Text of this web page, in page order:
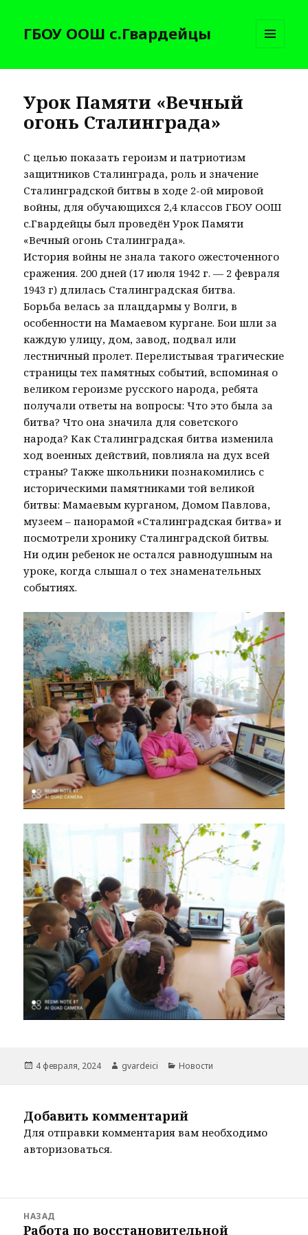
ГБОУ ООШ с.Гвардейцы
И
Урок Памяти «Вечный
огонь Сталинграда»
С целью показать героизм и патриотизм
защитников Сталинграда, роль и значение
Сталинградской битвы в ходе 2-ой мировой
войны, для обучающихся 2,4 классов ГБОУ ООШ
с.Гвардейцы был проведён Урок Памяти
«Вечный огонь Сталинграда».
История войны не знала такого ожесточенного
сражения. 200 дней (17 июля 1942 г. — 2 февраля
1943 г) длилась Сталинградская битва.
Борьба велась за плацдармы у Волги, в
особенности на Мамаевом кургане. Бои шли за
каждую улицу, дом, завод, подвал или
лестничный пролет. Перелистывая трагические
страницы тех памятных событий, вспоминая о
великом героизме русского народа, ребята
получали ответы на вопросы: Что это была за
битва? Что она значила для советского
народа? Как Сталинградская битва изменила
ход военных действий, повлияла на дух всей
страны? Также школьники познакомились с
историческими памятниками той великой
битвы: Мамаевым курганом, Домом Павлова,
музеем – панорамой «Сталинградская битва» и
посмотрели хронику Сталинградской битвы.
Ни один ребенок не остался равнодушным на
уроке, когда слышал о тех знаменательных
событиях.
Опубликовано
4 февраля, 2024 Автор
gvardeici Рубрики
Новости
Добавить комментарий
Для отправки комментария вам необходимо
авторизоваться.
НАЗАД
Предыдущая
Работа по восстановительной